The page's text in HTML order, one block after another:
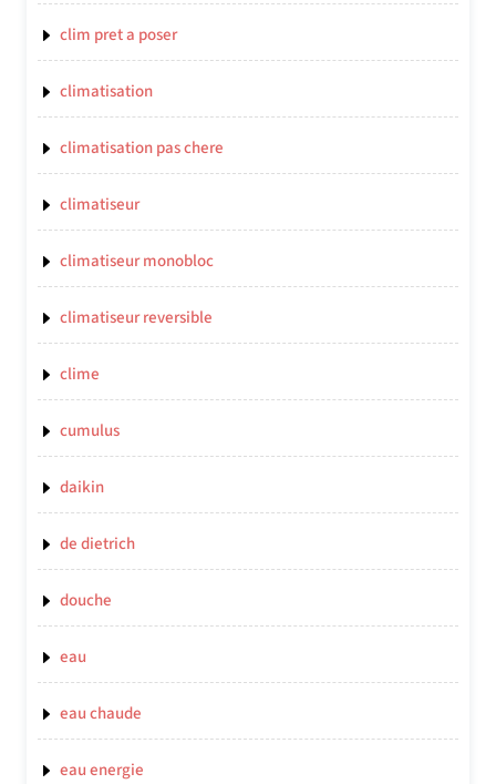
clim pret a poser
climatisation
climatisation pas chere
climatiseur
climatiseur monobloc
climatiseur reversible
clime
cumulus
daikin
de dietrich
douche
eau
eau chaude
eau energie